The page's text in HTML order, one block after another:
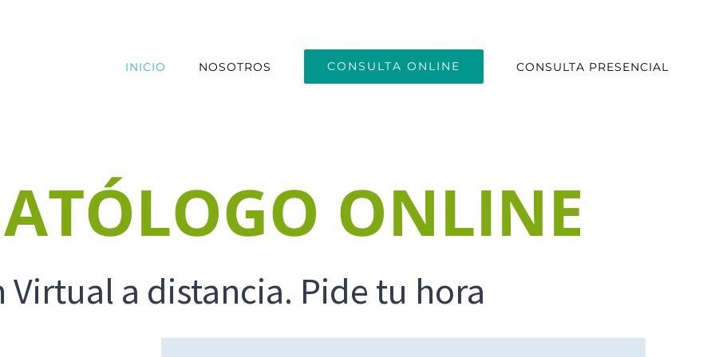
INICIO NOSOTROS CONSULTA ONLINE CONSULTA PRESENCIAL
ONLINE
Virtual a distancia. Pide tu hora